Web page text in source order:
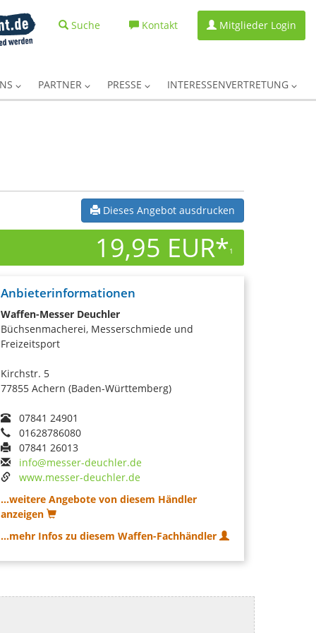
Suche Kontakt Mitglieder Login
PARTNER PRESSE INTERESSENVERTRETUNG
Dieses Angebot ausdrucken
19,95 EUR*1
Anbieterinformationen
Waffen-Messer Deuchler
Büchsenmacherei, Messerschmiede und
Freizeitsport
Kirchstr. 5
77855 Achern (Baden-Württemberg)
07841 24901
01628786080
07841 26013
info@messer-deuchler.de
www.messer-deuchler.de
...weitere Angebote von diesem Händler
anzeigen
...mehr Infos zu diesem Waffen-Fachhändler